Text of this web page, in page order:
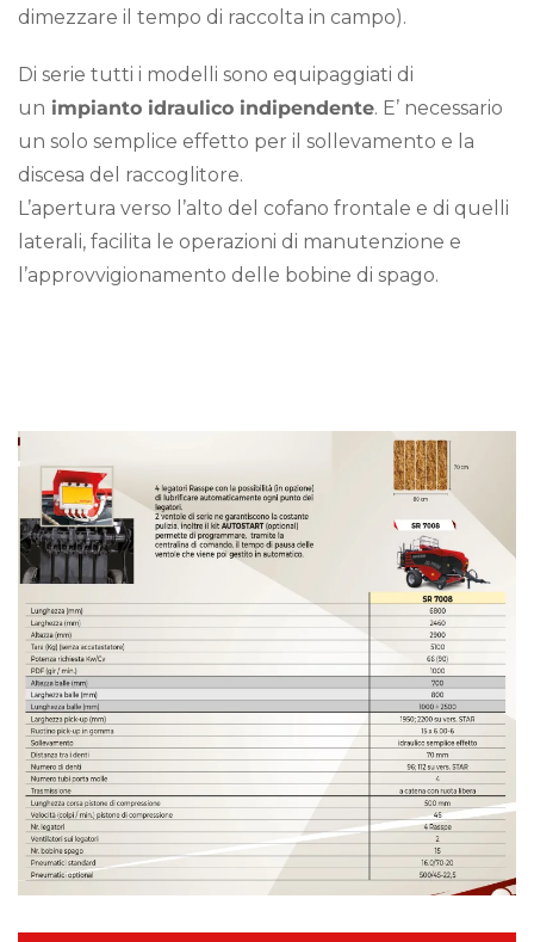
dimezzare il tempo di raccolta in campo).
Di serie tutti i modelli sono equipaggiati di
un impianto idraulico indipendente. E’ necessario
un solo semplice effetto per il sollevamento e la
discesa del raccoglitore.
L’apertura verso l’alto del cofano frontale e di quelli
laterali, facilita le operazioni di manutenzione e
l’approvvigionamento delle bobine di spago.